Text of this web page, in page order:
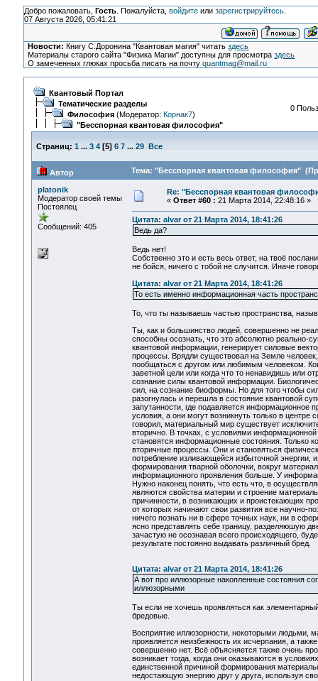
Добро пожаловать, Гость. Пожалуйста, войдитеили зарегистрируйтесь.
07 Августа 2026, 05:41:21
Новости: Книгу С.Доронина "Квантовая магия" читатьздесь
Материалы старого сайта "Физика Магии" доступны для просмотраздесь
О замеченных глюках просьба писать на почтуquantmag@mail.ru
Квантовый Портал
Тематические разделы
Философия(Модератор: Корнак7)
"Бесспорная квантовая философия"
0
Страниц: 1 ... 3 4[5] 6 7 ... 29 Все
Автор Тема: "Бесспорная квантовая философия"
platonik
Модератор своей темы
Постоялец
Сообщений: 405
Re: "Бесспорная квантовая
« Ответ #60 : 21 Марта 2014, 22:48:16 »
Цитата: alvar от 21 Марта 2014, 18:41:26
Ведь да?
Ведь нет!
Собственно это и есть весь ответ, на твоё
не бойся, ничего с тобой не случится. Иначе
Цитата: alvar от 21 Марта 2014, 18:41:26
То есть именно информационная часть
То, что ты называешь частью пространства,
Ты, как и большинство людей, совершенно не
способны осознать, что это абсолютно
квантовой информации, генерирует силовые
процессы. Врядли существовал на Земле
пообщаться с другом или любимым человеком.
заветной цели или когда что то ненавидишь или
сознание силы квантовой информации.
сил, на сознание биоформы. Но для того чтобы
разогнулась и перешла в состояние квантовой
запутанности, где подавляется информационное
условия, а они могут возникнуть только в
говорил, материальный мир существует
вторично. В точках, с условиями
становятся информационные состояния. Только
вторичные процессы. Они и становяться
потребление изливающейся избыточной энергии,
формирования тварной оболочки, вокруг
информационного проявления больше. У
Нужно наконец понять, что есть что, в
являются свойства материи и строение
причинности, в возникающих и проистекающих
от которых начинают свои развития все научно-
ничего познать ни в сфере точных наук, ни в
ясно представлять себе границу, разделяюшую
зачастую не осознавая всего происходящего,
результате постоянно выдавать различный
Цитата: alvar от 21 Марта 2014, 18:41:26
А вот про иллюзорные накопленные состояния
иллюзорными
Ты если не хочешь проявляться как
бредовые.
Восприятие иллюзорности, некоторыми людьми,
проявляется неизбежность их исчерпания, а
совершенно нет. Всё объясняется также очень
возникает тогда, когда они оказываются в
единственной причиной формирования
недостающую энергию друг у друга, используя